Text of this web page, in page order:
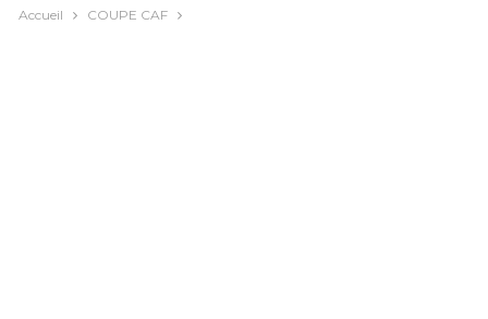
Accueil COUPE CAF